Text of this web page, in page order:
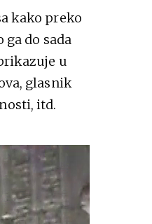
kako preko
do sada
u
glasnik
itd.